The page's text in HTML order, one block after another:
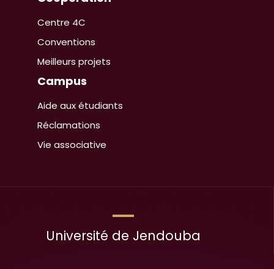
Centre 4C
Conventions
Meilleurs projets
Campus
Aide aux étudiants
Réclamations
Vie associative
Université de Jendouba